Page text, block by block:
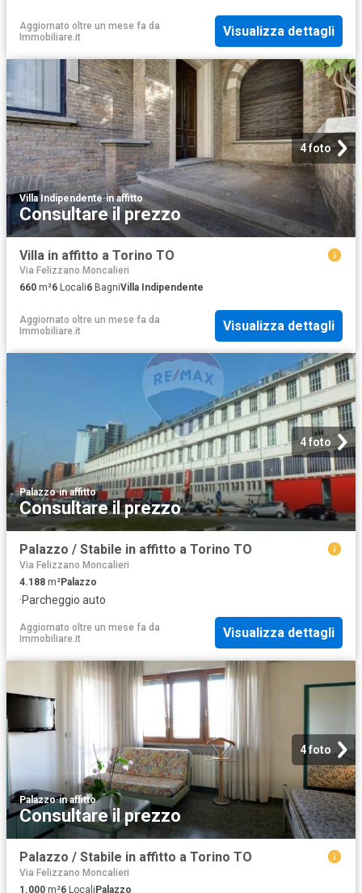
Aggiornato oltre un mese fa da
Immobiliare.it
Visualizza dettagli
4 foto
Villa Indipendente·in affitto
Consultare il prezzo
Villa in affitto a Torino TO
Via Felizzano Moncalieri
660 m²6 Locali6 BagniVilla Indipendente
Aggiornato oltre un mese fa da
Immobiliare.it
Visualizza dettagli
4 foto
Palazzo·in affitto
Consultare il prezzo
Palazzo / Stabile in affitto a Torino TO
Via Felizzano Moncalieri
4.188 m²Palazzo
·Parcheggio auto
Aggiornato oltre un mese fa da
Immobiliare.it
Visualizza dettagli
4 foto
Palazzo·in affitto
Consultare il prezzo
Palazzo / Stabile in affitto a Torino TO
Via Felizzano Moncalieri
1.000 m²6 LocaliPalazzo